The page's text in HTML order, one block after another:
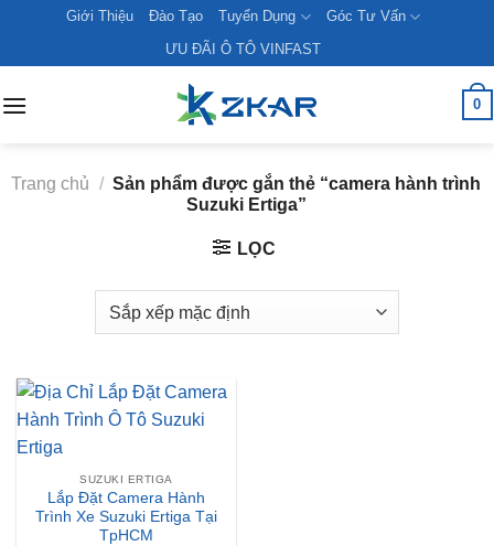
content
Giới Thiệu Đào Tạo Tuyển Dụng
Góc Tư Vấn
ƯU ĐÃI Ô TÔ VINFAST
0
Trang chủ / Sản phẩm được gắn thẻ “camera hành trình
Suzuki Ertiga”
LỌC
SUZUKI ERTIGA
Lắp Đặt Camera Hành
Trình Xe Suzuki Ertiga Tại
TpHCM